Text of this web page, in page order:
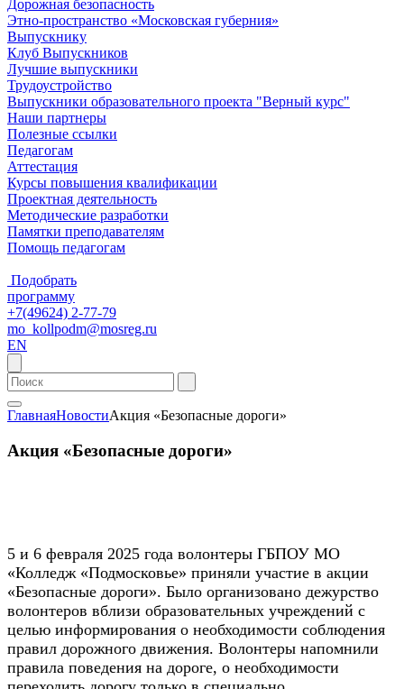
Дорожная безопасность
Этно-пространство «Московская губерния»
Выпускнику
Клуб Выпускников
Лучшие выпускники
Трудоустройство
Выпускники образовательного проекта "Верный курс"
Наши партнеры
Полезные ссылки
Педагогам
Аттестация
Курсы повышения квалификации
Проектная деятельность
Методические разработки
Памятки преподавателям
Помощь педагогам
Подобрать
программу
+7(49624) 2-77-79
mo_kollpodm@mosreg.ru
EN
ГлавнаяНовостиАкция «Безопасные дороги»
Акция «Безопасные дороги»
5 и 6 февраля 2025 года волонтеры ГБПОУ МО
«Колледж «Подмосковье» приняли участие в акции
«Безопасные дороги». Было организовано дежурство
волонтеров вблизи образовательных учреждений с
целью информирования о необходимости соблюдения
правил дорожного движения. Волонтеры напомнили
правила поведения на дороге, о необходимости